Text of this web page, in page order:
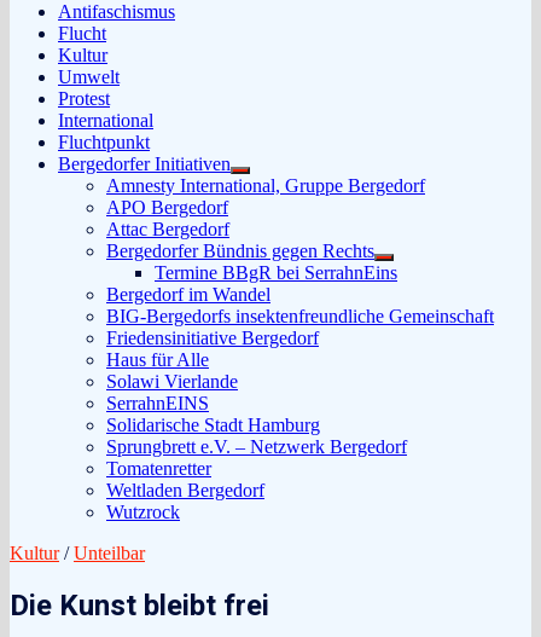
Antifaschismus
Flucht
Kultur
Umwelt
Protest
International
Fluchtpunkt
Bergedorfer Initiativen
Untermenü
anzeigen
Amnesty International, Gruppe Bergedorf
APO Bergedorf
Attac Bergedorf
Bergedorfer Bündnis gegen Rechts
Untermenü
anzeigen
Termine BBgR bei SerrahnEins
Bergedorf im Wandel
BIG-Bergedorfs insektenfreundliche Gemeinschaft
Friedensinitiative Bergedorf
Haus für Alle
Solawi Vierlande
SerrahnEINS
Solidarische Stadt Hamburg
Sprungbrett e.V. – Netzwerk Bergedorf
Tomatenretter
Weltladen Bergedorf
Wutzrock
Kultur/Unteilbar
Die Kunst bleibt frei